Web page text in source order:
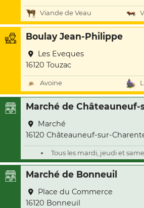
Viande de Veau
Boulay Jean-Philippe
Les Eveques
16120 Touzac
Avoine
Marché de Châteauneuf-
Marché
16120 Châteauneuf-sur-
Tous les mardi, jeudi et
Marché de Bonneuil
Place du Commerce
16120 Bonneuil